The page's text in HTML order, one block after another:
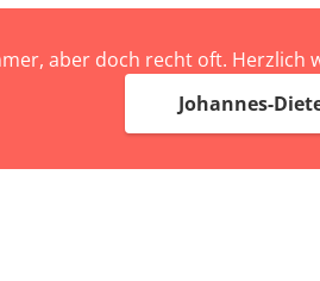
aber doch recht oft.
Johannes-